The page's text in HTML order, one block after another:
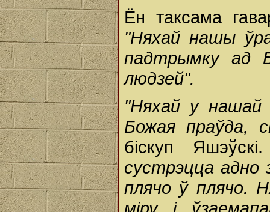
Ён таксама
"Няхай нашы
падтрымку ад
людзей".
"Няхай у нашай
Божая праўда,
біскуп
сустрэцца адно
плячо ў плячо.